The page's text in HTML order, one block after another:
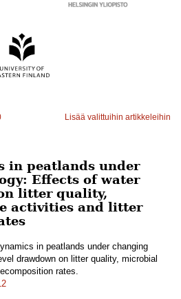
Lisää valittuihin artikkeleihin
in peatlands under
Effects of water
litter quality,
activities and litter
in peatlands under changing
drawdown on litter quality, microbial
rates.